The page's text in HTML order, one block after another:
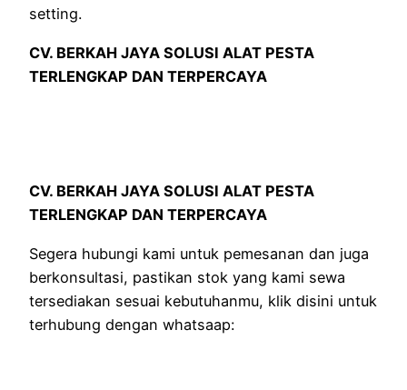
setting.
CV. BERKAH JAYA SOLUSI ALAT PESTA
TERLENGKAP DAN TERPERCAYA
CV. BERKAH JAYA SOLUSI ALAT PESTA
TERLENGKAP DAN TERPERCAYA
Segera hubungi kami untuk pemesanan dan juga
berkonsultasi, pastikan stok yang kami sewa
tersediakan sesuai kebutuhanmu, klik disini untuk
terhubung dengan whatsaap: